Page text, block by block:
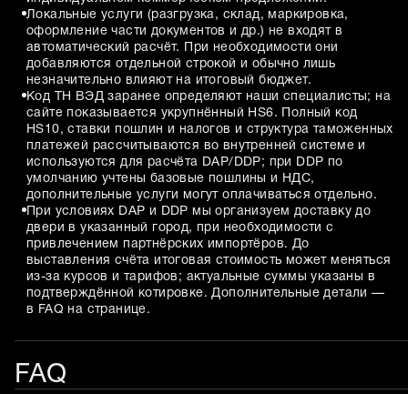
Локальные услуги (разгрузка, склад, маркировка,
оформление части документов и др.) не входят в
автоматический расчёт. При необходимости они
добавляются отдельной строкой и обычно лишь
незначительно влияют на итоговый бюджет.
Код ТН ВЭД заранее определяют наши специалисты; на
сайте показывается укрупнённый HS6. Полный код
HS10, ставки пошлин и налогов и структура таможенных
платежей рассчитываются во внутренней системе и
используются для расчёта DAP/DDP; при DDP по
умолчанию учтены базовые пошлины и НДС,
дополнительные услуги могут оплачиваться отдельно.
При условиях DAP и DDP мы организуем доставку до
двери в указанный город, при необходимости с
привлечением партнёрских импортёров. До
выставления счёта итоговая стоимость может меняться
из-за курсов и тарифов; актуальные суммы указаны в
подтверждённой котировке. Дополнительные детали —
в FAQ на странице.
FAQ